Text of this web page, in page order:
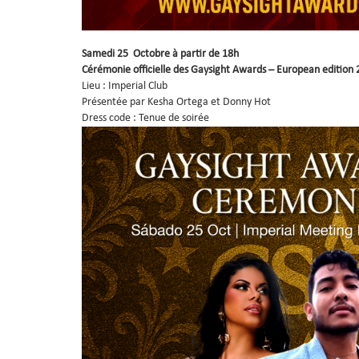
Samedi 25 Octobre à partir de 18h
Cérémonie officielle des Gaysight Awards – European edition
Lieu : Imperial Club
Présentée par Kesha Ortega et Donny Hot
Dress code : Tenue de soirée